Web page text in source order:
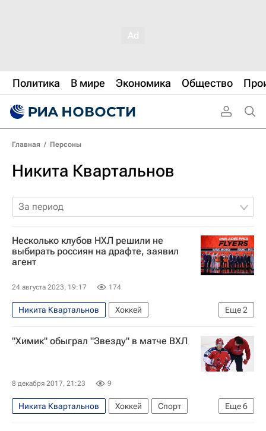
Политика В мире Экономика Общество
Главная / Персоны
Никита Квартальнов
За период
Несколько клубов НХЛ решили не
выбирать россиян на драфте, заявил
агент
24 августа 2023, 19:17 174
Еще2
Никита Квартальнов
Хоккей
Национальная хоккейная лига (НХЛ)
Драфт НХЛ
"Химик" обыграл "Звезду" в матче ВХЛ
8 декабря 2017, 21:23 9
Еще6
Никита Квартальнов Хоккей
Спорт
Высшая хоккейная лига
Звезда (Чехов)